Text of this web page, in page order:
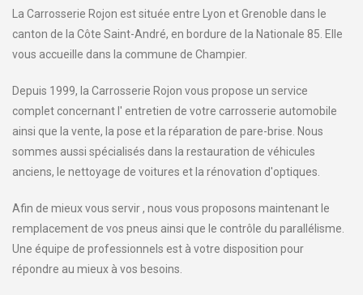
La Carrosserie Rojon est située entre Lyon et Grenoble dans le
canton de la Côte Saint-André, en bordure de la Nationale 85. Elle
vous accueille dans la commune de Champier.
Depuis 1999, la Carrosserie Rojon vous propose un service
complet concernant l' entretien de votre carrosserie automobile
ainsi que la vente, la pose et la réparation de pare-brise. Nous
sommes aussi spécialisés dans la restauration de véhicules
anciens, le nettoyage de voitures et la rénovation d'optiques.
Afin de mieux vous servir , nous vous proposons maintenant le
remplacement de vos pneus ainsi que le contrôle du parallélisme.
Une équipe de professionnels est à votre disposition pour
répondre au mieux à vos besoins.